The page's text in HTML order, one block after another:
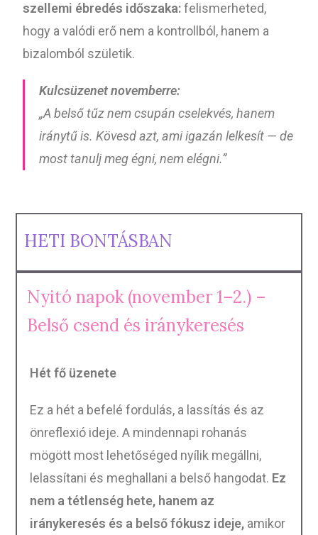
szellemi ébredés időszaka:felismerheted,
hogy a valódi erő nem a kontrollból, hanem a
bizalomból születik.
Kulcsüzenet novemberre:
„A belső tűz nem csupán cselekvés, hanem
iránytű is. Kövesd azt, ami igazán lelkesít — de
most tanulj meg égni, nem elégni.”
HETI BONTÁSBAN
Nyitó napok (november 1–2.) –
Belső csend és iránykeresés
Hét fő üzenete
Ez a hét a befelé fordulás, a lassítás és az
önreflexió ideje. A mindennapi rohanás
mögött most lehetőséged nyílik megállni,
lelassítani és meghallani a belső hangodat. Ez
nem a tétlenség hete, hanem az
iránykeresés és a belső fókusz ideje,amikor